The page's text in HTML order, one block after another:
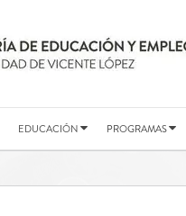
EDUCACIÓN PROGRAMAS